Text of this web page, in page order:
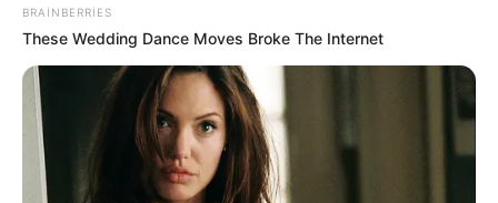
18:09 / 06 Avqust 2026
Azərbaycandakı ali təhsilli insanların
sayı - AÇIQLANDI
BRAINBERRIES
These Wedding Dance Moves Broke The Internet